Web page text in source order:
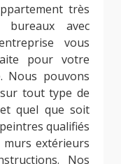
très
avec
vous
pour votre
Nous pouvons
tout type de
quel que soit
qualifiés
extérieurs
Nos